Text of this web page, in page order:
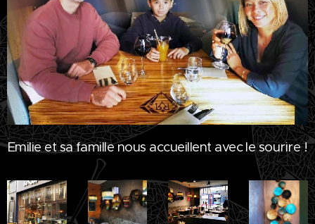
Emilie et sa famille nous accueillent avec le sourire !